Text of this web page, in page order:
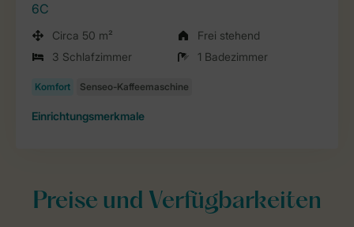
6C
Circa 50 m²
Frei stehend
3 Schlafzimmer
1 Badezimmer
Einrichtungsmerkmale
Preise und Verfügbarkeiten